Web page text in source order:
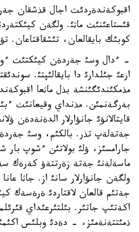
اقبوكةندةردئث اجال قذشقان
قئستاعئنئث ماثئ. ولگةن
كوبئك بايقالعان، تئشقاقتاعان.
- ءدال وسئ جةردةن كيئكتئث
ارعئ جئلدارئ دا بايقالئپتئ.
مذمكئندئگئنشة بذل ماثعا
بةرگةنمئن. مذنداي وقيعانئث
قايتالانؤئ جانؤارلار الدةنةدةن
جةتةلةپ تذر. بالكئم، وسئ
جارامسئز، ؤلئ بولاتئن ءشوپ بار
ماسةلةنئ جةتة زةرتتةؤ كةرةك
ولگةن جانؤارلار سانئ از. جاثا
جةتئم قالعان لاقتاردئ ةرةسةك
اكةتئپ جاتئر. بئلتئرعئداي
ذمئتتةنةمئز، - دةدئ وبلئس اكئمئ